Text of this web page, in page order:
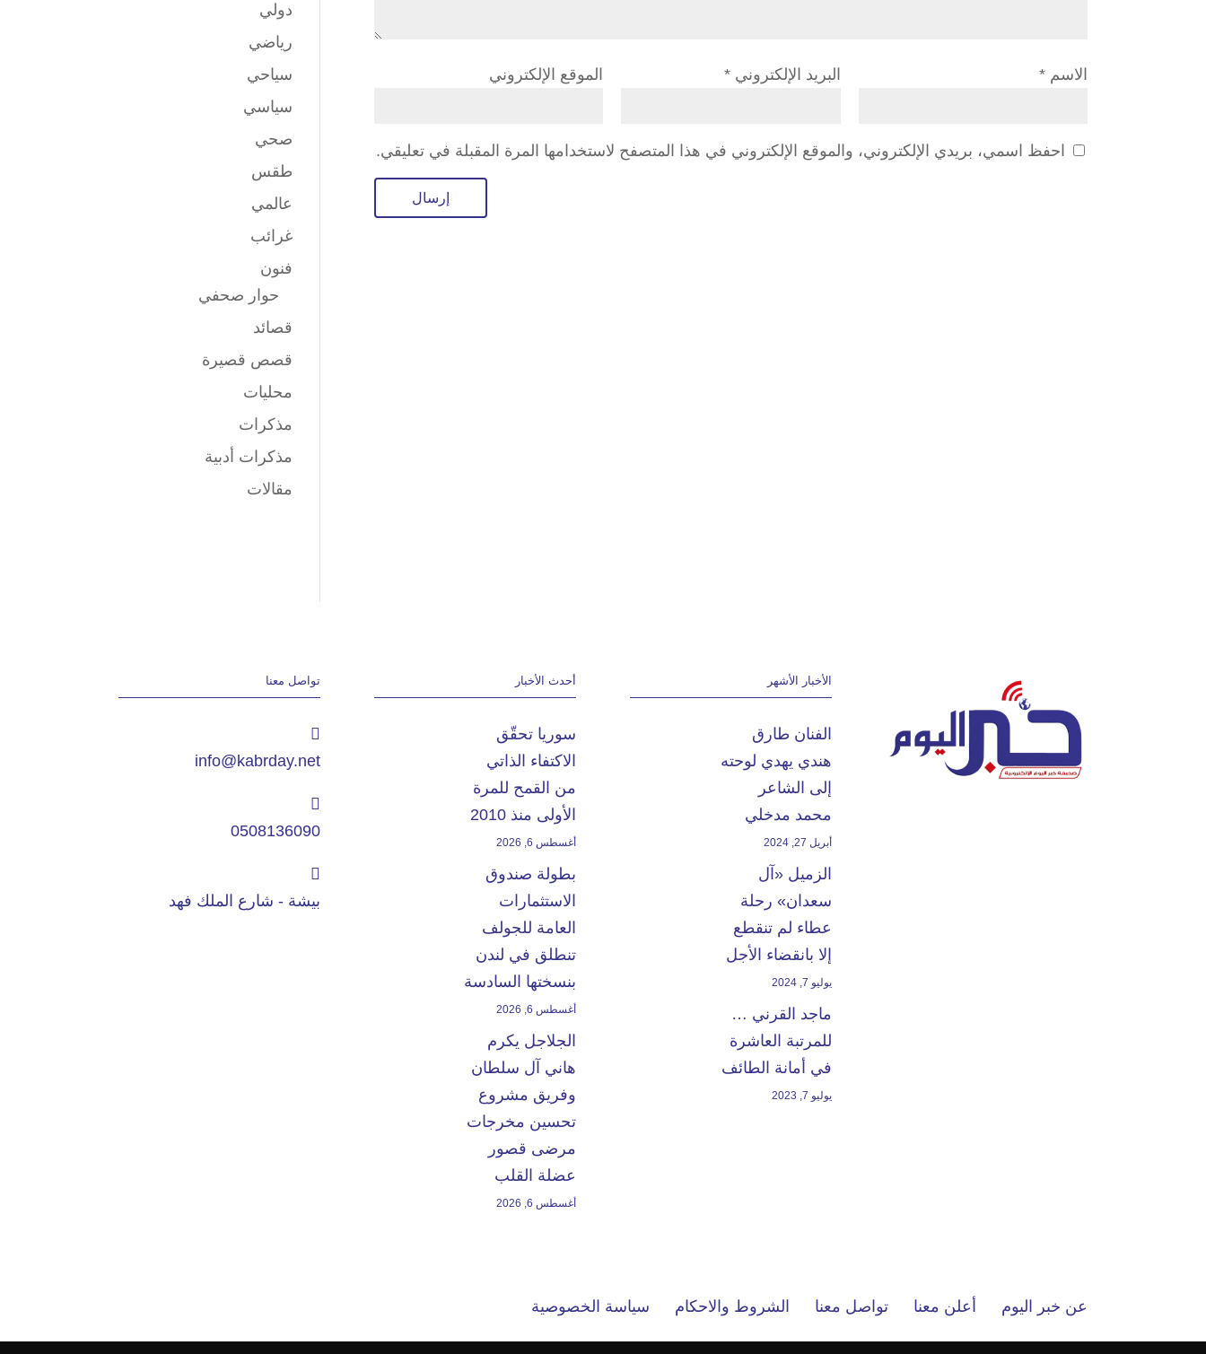
الاسم * البريد الإلكتروني * الموقع الإلكتروني
احفظ اسمي، بريدي الإلكتروني، والموقع الإلكتروني في هذا المتصفح لاستخدامها المرة المقبلة في تعليقي.
دولي
رياضي
سياحي
سياسي
صحي
طقس
عالمي
غرائب
فنون
حوار صحفي
قصائد
قصص قصيرة
محليات
مذكرات
مذكرات أدبية
مقالات
الأخبار الأشهر
الفنان طارق
هندي يهدي لوحته
إلى الشاعر
محمد مدخلي
أبريل 27, 2024
الزميل «آل
سعدان» رحلة
عطاء لم تنقطع
إلا بانقضاء الأجل
يوليو 7, 2024
ماجد القرني …
للمرتبة العاشرة
في أمانة الطائف
يوليو 7, 2023
أحدث الأخبار
سوريا تحقّق
الاكتفاء الذاتي
من القمح للمرة
الأولى منذ 2010
أغسطس 6, 2026
بطولة صندوق
الاستثمارات
العامة للجولف
تنطلق في لندن
بنسختها السادسة
أغسطس 6, 2026
الجلاجل يكرم
هاني آل سلطان
وفريق مشروع
تحسين مخرجات
مرضى قصور
عضلة القلب
أغسطس 6, 2026
تواصل معنا
info@kabrday.net
0508136090
بيشة - شارع الملك فهد
عن خبر اليوم أعلن معنا تواصل معنا الشروط والاحكام سياسة الخصوصية